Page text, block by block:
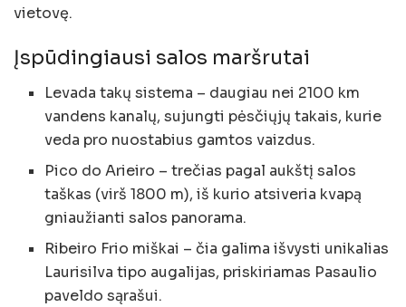
vietovę.
Įspūdingiausi salos maršrutai
Levada takų sistema – daugiau nei 2100 km
vandens kanalų, sujungti pėsčiųjų takais, kurie
veda pro nuostabius gamtos vaizdus.
Pico do Arieiro – trečias pagal aukštį salos
taškas (virš 1800 m), iš kurio atsiveria kvapą
gniaužianti salos panorama.
Ribeiro Frio miškai – čia galima išvysti unikalias
Laurisilva tipo augalijas, priskiriamas Pasaulio
paveldo sąrašui.